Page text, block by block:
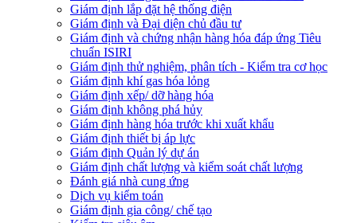
Giám định lắp đặt hệ thống điện
Giám định và Đại diện chủ đầu tư
Giám định và chứng nhận hàng hóa đáp ứng Tiêu
chuẩn ISIRI
Giám định thử nghiệm, phân tích - Kiểm tra cơ học
Giám định khí gas hóa lỏng
Giám định xếp/ dỡ hàng hóa
Giám định không phá hủy
Giám định hàng hóa trước khi xuất khẩu
Giám định thiết bị áp lực
Giám định Quản lý dự án
Giám định chất lượng và kiểm soát chất lượng
Đánh giá nhà cung ứng
Dịch vụ kiểm toán
Giám định gia công/ chế tạo